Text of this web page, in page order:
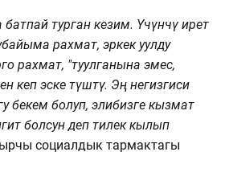
турган кезим. Үчүнчү ирет
рахмат, эркек уулду
рахмат, "туулганына эмес,
кеп эске түштү. Эң негизгиси
бекем болуп, элибизге кызмат
болсун деп тилек кылып
социалдык тармактагы